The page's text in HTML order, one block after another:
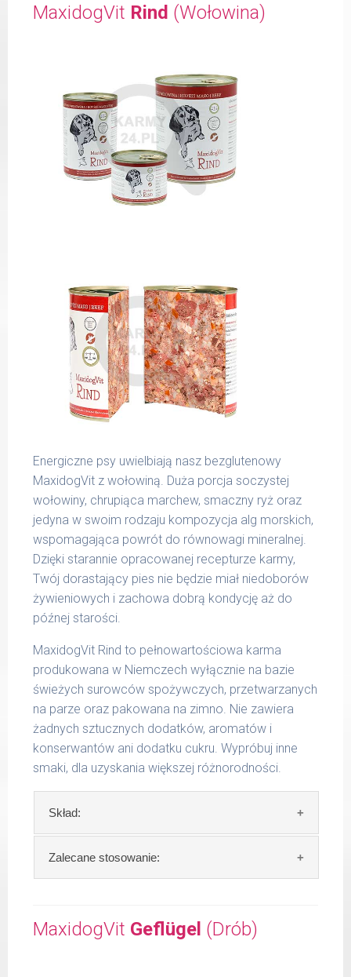
MaxidogVit Rind (Wołowina)
Energiczne psy uwielbiają nasz bezglutenowy
MaxidogVit z wołowiną. Duża porcja soczystej
wołowiny, chrupiąca marchew, smaczny ryż oraz
jedyna w swoim rodzaju kompozycja alg morskich,
wspomagająca powrót do równowagi mineralnej.
Dzięki starannie opracowanej recepturze karmy,
Twój dorastający pies nie będzie miał niedoborów
żywieniowych i zachowa dobrą kondycję aż do
późnej starości.
MaxidogVit Rind to pełnowartościowa karma
produkowana w Niemczech wyłącznie na bazie
świeżych surowców spożywczych, przetwarzanych
na parze oraz pakowana na zimno. Nie zawiera
żadnych sztucznych dodatków, aromatów i
konserwantów ani dodatku cukru. Wypróbuj inne
smaki, dla uzyskania większej różnorodności.
Skład:
Skład:mięso i produkty pochodzenia
zwierzęcego: 69% wołowina, 4% ryż, 4%
Szczegółowa analiza składu:
Zalecane stosowanie:
świeży posiłek, oferujemy różne objętości
puszek. Zalecamy przechowywanie
MaxidogVit Geflügel (Drób)